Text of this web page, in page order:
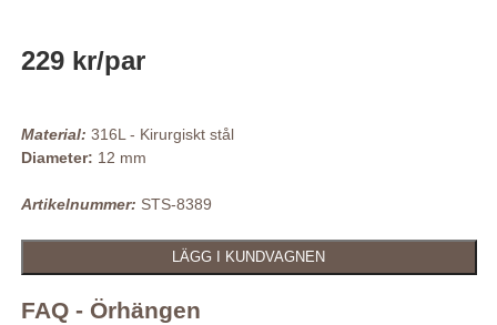
229 kr/par
Material: 316L - Kirurgiskt stål
Diameter: 12 mm
Artikelnummer: STS-8389
FAQ - Örhängen